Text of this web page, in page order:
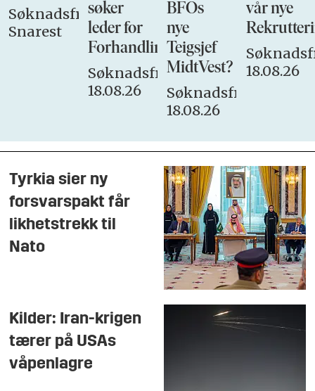
Søknadsfrist:
Snarest
søker
leder for
Forhandlingsutvalget
Søknadsfrist:
18.08.26
BFOs
nye
Teigsjef
MidtVest?
Søknadsfrist:
18.08.26
vår nye
18.08.26
Tyrkia sier ny
forsvarspakt får
likhetstrekk til
Nato
Kilder: Iran-krigen
tærer på USAs
våpenlagre